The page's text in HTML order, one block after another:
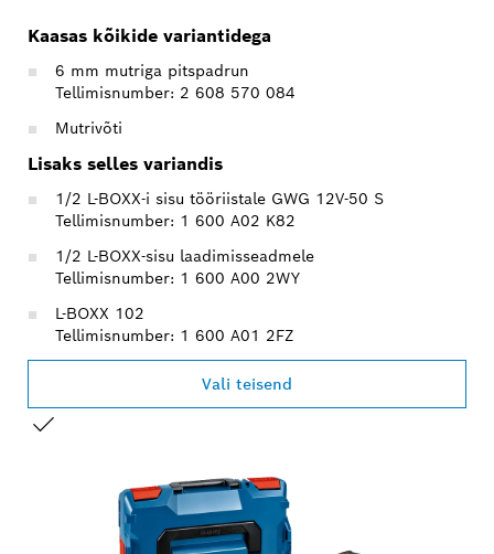
Kaasas kõikide variantidega
6 mm mutriga pitspadrun
Tellimisnumber: 2 608 570 084
Mutrivõti
Lisaks selles variandis
1/2 L-BOXX-i sisu tööriistale GWG 12V-50 S
Tellimisnumber: 1 600 A02 K82
1/2 L-BOXX-sisu laadimisseadmele
Tellimisnumber: 1 600 A00 2WY
L-BOXX 102
Tellimisnumber: 1 600 A01 2FZ
Vali teisend